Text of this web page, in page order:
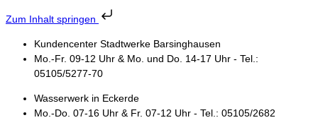
Zum Inhalt springen
Kundencenter Stadtwerke Barsinghausen
Mo.-Fr. 09-12 Uhr & Mo. und Do. 14-17 Uhr - Tel.:
05105/5277-70
Wasserwerk in Eckerde
Mo.-Do. 07-16 Uhr & Fr. 07-12 Uhr - Tel.: 05105/2682